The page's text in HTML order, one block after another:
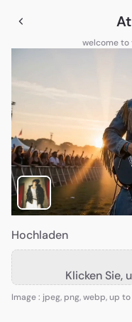
Hochladen
Klicken Sie,
Image : jpeg, png, webp, up
welcome to